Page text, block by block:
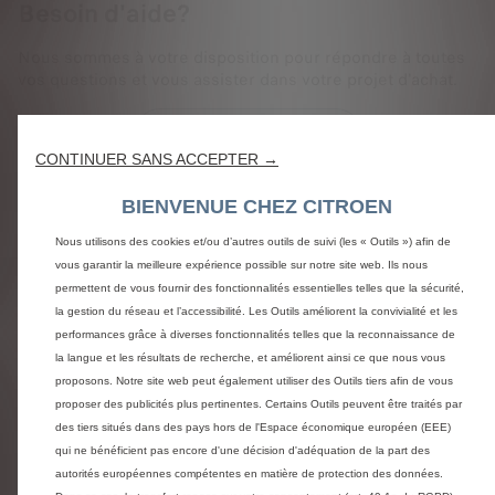
Etre contacté
Questions et réponses
CITROËN STORE - UNE EQUIPE DE
ECONSEILLER A VOTRE ECOUTE
NOUVEAU CERTIFICAT D'ECONOMIE
D'ENERGIE
CONTINUER SANS ACCEPTER →
BIENVENUE CHEZ CITROEN
Nous utilisons des cookies et/ou d’autres outils de suivi (les « Outils ») afin de
vous garantir la meilleure expérience possible sur notre site web. Ils nous
permettent de vous fournir des fonctionnalités essentielles telles que la sécurité,
la gestion du réseau et l’accessibilité. Les Outils améliorent la convivialité et les
performances grâce à diverses fonctionnalités telles que la reconnaissance de
la langue et les résultats de recherche, et améliorent ainsi ce que nous vous
proposons. Notre site web peut également utiliser des Outils tiers afin de vous
proposer des publicités plus pertinentes. Certains Outils peuvent être traités par
des tiers situés dans des pays hors de l'Espace économique européen (EEE)
qui ne bénéficient pas encore d'une décision d'adéquation de la part des
autorités européennes compétentes en matière de protection des données.